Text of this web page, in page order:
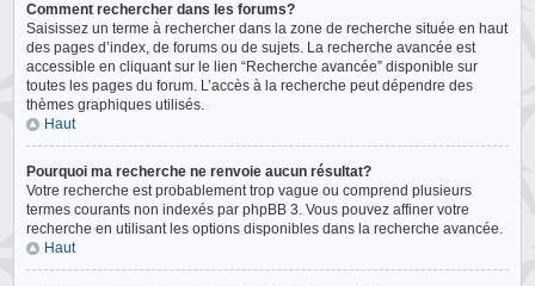
Comment rechercher dans les forums?
Saisissez un terme à rechercher dans la zone de recherche située en haut
des pages d’index, de forums ou de sujets. La recherche avancée est
accessible en cliquant sur le lien “Recherche avancée” disponible sur
toutes les pages du forum. L’accès à la recherche peut dépendre des
thèmes graphiques utilisés.
Haut
Pourquoi ma recherche ne renvoie aucun résultat?
Votre recherche est probablement trop vague ou comprend plusieurs
termes courants non indexés par phpBB 3. Vous pouvez affiner votre
recherche en utilisant les options disponibles dans la recherche avancée.
Haut